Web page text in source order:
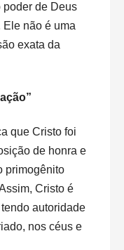
poder de Deus
não é uma
exata da
que Cristo foi
de honra e
primogênito
Cristo é
autoridade
nos céus e